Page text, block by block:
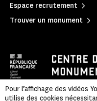
Espace recrutement
Trouver un monument
Pour l’affichage des vidéos
utilise des cookies